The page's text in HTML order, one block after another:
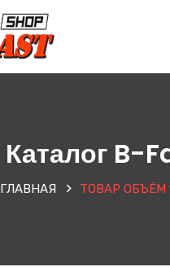
Каталог B-
ГЛАВНАЯ ТОВАР ОБЪЁМ